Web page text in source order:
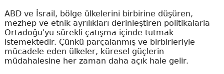
ABD ve İsrail, bölge ülkelerini birbirine düşüren,
mezhep ve etnik ayrılıkları derinleştiren politikalarla
Ortadoğu'yu sürekli çatışma içinde tutmak
istemektedir. Çünkü parçalanmış ve birbirleriyle
mücadele eden ülkeler, küresel güçlerin
müdahalesine her zaman daha açık hale gelir.